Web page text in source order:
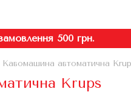
500 грн.
Кавомашина автоматична
Krups